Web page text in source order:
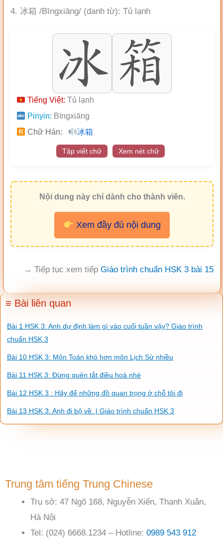
4. 冰箱 /Bīngxiāng/ (danh từ): Tủ lạnh
Tiếng Việt: Tủ lạnh
Pinyin: Bīngxiāng
Chữ Hán:
冰箱
Tập viết chữ Xem nét chữ
Nội dung này chỉ dành cho thành viên.
Xem đầy đủ nội dung
→ Tiếp tục xem tiếp Giáo trình chuẩn HSK 3 bài 15
≡ Bài liên quan
Bài 1 HSK 3: Anh dự định làm gì vào cuối tuần vậy? Giáo trình
chuẩn HSK 3
Bài 10 HSK 3: Môn Toán khó hơn môn Lịch Sử nhiều
Bài 11 HSK 3: Đừng quên tắt điều hoà nhé
Bài 12 HSK 3 : Hãy để những đồ quan trọng ở chỗ tôi đi
Bài 13 HSK 3: Anh đi bộ về. | Giáo trình chuẩn HSK 3
Trung tâm tiếng Trung Chinese
Trụ sở: 47 Ngõ 168, Nguyễn Xiển, Thanh Xuân,
Hà Nội
Tel: (024) 6668.1234 – Hotline: 0989 543 912